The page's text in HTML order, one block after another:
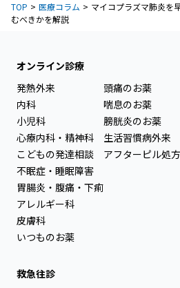
TOP 医療コラム
マイコプラズマ肺炎を
むべきかを解説
オンライン診療
発熱外来
内科
小児科
心療内科・精神科
こどもの発達相談
不眠症・睡眠障害
胃腸炎・腹痛・下痢
アレルギー科
皮膚科
いつものお薬
頭痛のお薬
喘息のお薬
膀胱炎のお薬
生活習慣病外来
アフターピル処方
救急往診